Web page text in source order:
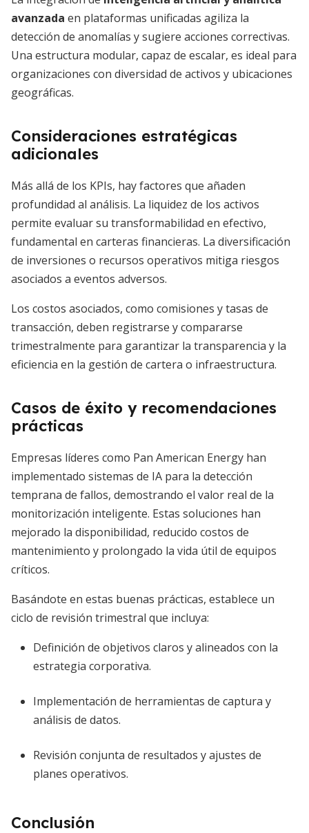
avanzada en plataformas unificadas agiliza la
detección de anomalías y sugiere acciones correctivas.
Una estructura modular, capaz de escalar, es ideal para
organizaciones con diversidad de activos y ubicaciones
geográficas.
Consideraciones estratégicas
adicionales
Más allá de los KPIs, hay factores que añaden
profundidad al análisis. La liquidez de los activos
permite evaluar su transformabilidad en efectivo,
fundamental en carteras financieras. La diversificación
de inversiones o recursos operativos mitiga riesgos
asociados a eventos adversos.
Los costos asociados, como comisiones y tasas de
transacción, deben registrarse y compararse
trimestralmente para garantizar la transparencia y la
eficiencia en la gestión de cartera o infraestructura.
Casos de éxito y recomendaciones
prácticas
Empresas líderes como Pan American Energy han
implementado sistemas de IA para la detección
temprana de fallos, demostrando el valor real de la
monitorización inteligente. Estas soluciones han
mejorado la disponibilidad, reducido costos de
mantenimiento y prolongado la vida útil de equipos
críticos.
Basándote en estas buenas prácticas, establece un
ciclo de revisión trimestral que incluya:
Definición de objetivos claros y alineados con la
estrategia corporativa.
Implementación de herramientas de captura y
análisis de datos.
Revisión conjunta de resultados y ajustes de
planes operativos.
Conclusión